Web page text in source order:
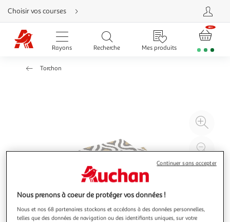
Aller
directement
au
contenu
Aller
directement
Aller
Choisir vos courses
Rayons Recherche Mes produits
Torchon
à
Nous prenons à coeur de protéger vos données !
Nous et nos 68 partenaires stockons et accédons à des données personnelles,
telles que des données de navigation ou des identifiants uniques, sur votre
Continuer sans accepter